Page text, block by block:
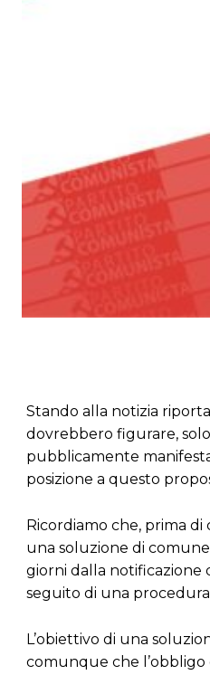
Stando alla notizia
dovrebbero figurare,
pubblicamente
posizione a questo
Ricordiamo che, prima
una soluzione di
giorni dalla notificazione
seguito di una
L’obiettivo di una
comunque che l’obbligo